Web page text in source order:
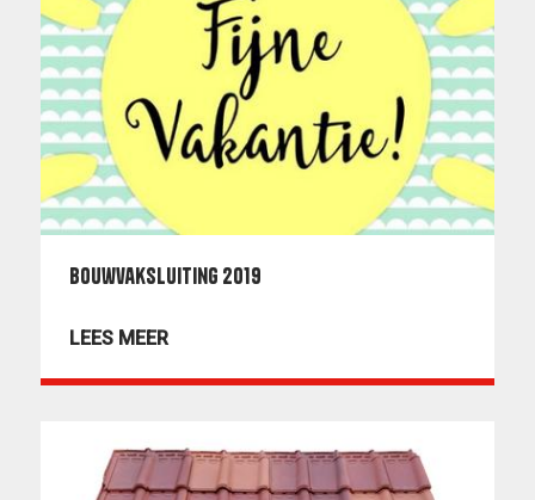
Bouwvaksluiting 2019
LEES MEER